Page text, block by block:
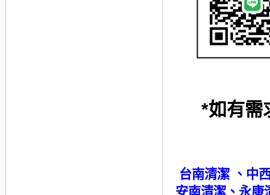
*如有需
台南清潔 、中
安南清潔、永康